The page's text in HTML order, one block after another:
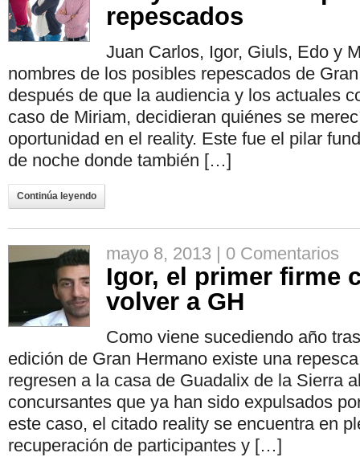
repescados
Juan Carlos, Igor, Giuls, Edo y
nombres de los posibles repescados de
después de que la audiencia y los actuales
caso de Miriam, decidieran quiénes se
oportunidad en el reality. Este fue el pilar
de noche donde también […]
Continúa leyendo
mayo 8, 2013 | 0 Comentarios
Igor, el primer firme
volver a GH
Como viene sucediendo año
edición de Gran Hermano existe una
regresen a la casa de Guadalix de la Sierra
concursantes que ya han sido expulsados
este caso, el citado reality se encuentra en
recuperación de participantes y […]